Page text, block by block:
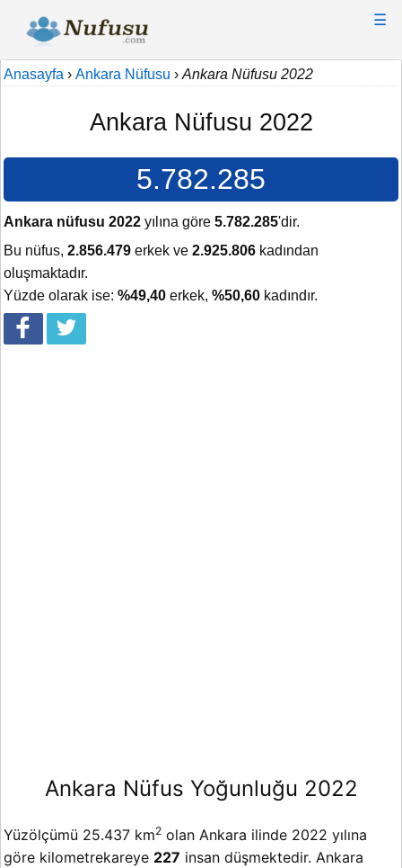
☰
Anasayfa › Ankara Nüfusu › Ankara Nüfusu 2022
Ankara Nüfusu 2022
5.782.285
Ankara nüfusu 2022 yılına göre 5.782.285'dir.
Bu nüfus, 2.856.479 erkek ve 2.925.806 kadından
oluşmaktadır.
Yüzde olarak ise: %49,40 erkek, %50,60 kadındır.
Ankara Nüfus Yoğunluğu 2022
Yüzölçümü 25.437 km2 olan Ankara ilinde 2022 yılına
göre kilometrekareye 227 insan düşmektedir. Ankara